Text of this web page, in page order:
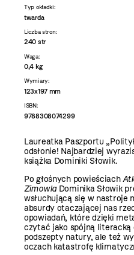
Typ okładki:
twarda
Liczba stron:
240 str
Waga:
0,4 kg
Wymiary:
123x197 mm
ISBN:
9788308074299
Laureatka Paszportu
odsłonie! Najbardziej
książka Dominiki Słowik.
Po głośnych powieściach
ZimowlaDominika Słowik
wsłuchującą się w nastroje
absurdy otaczającej nas
opowiadań, które dzięki
czytać jako spójną
podszepty natury, ale też
oczach katastrofę